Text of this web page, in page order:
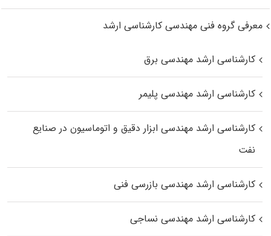
معرفی گروه فنی مهندسی کارشناسی ارشد
کارشناسی ارشد مهندسی برق
کارشناسی ارشد مهندسی پلیمر
کارشناسی ارشد مهندسی ابزار دقیق و اتوماسیون در صنایع
نفت
کارشناسی ارشد مهندسی بازرسی فنی
کارشناسی ارشد مهندسی نساجی